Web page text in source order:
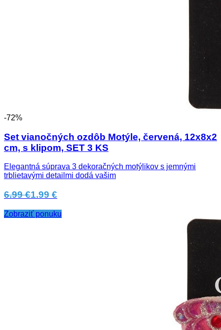
-72%
Set vianočných ozdôb Motýle, červená, 12x8x2
cm, s klipom, SET 3 KS
Elegantná súprava 3 dekoračných motýlikov s jemnými
trblietavými detailmi dodá vašim
6.99 €1.99 €
Zobraziť ponuku